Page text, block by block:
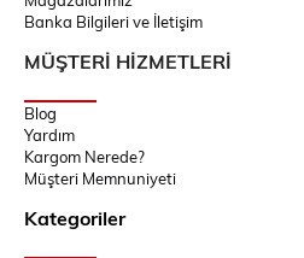
Banka Bilgileri ve İletişim
MÜŞTERİ HİZMETLERİ
Blog
Yardım
Kargom Nerede?
Müşteri Memnuniyeti
Kategoriler